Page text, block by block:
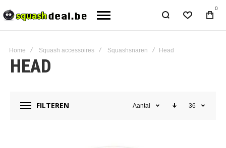
0
Home Squash accessoires Squashsnaren Head
HEAD
FILTEREN Aantal 36